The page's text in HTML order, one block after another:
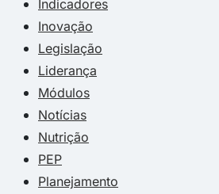
Indicadores
Inovação
Legislação
Liderança
Módulos
Notícias
Nutrição
PEP
Planejamento